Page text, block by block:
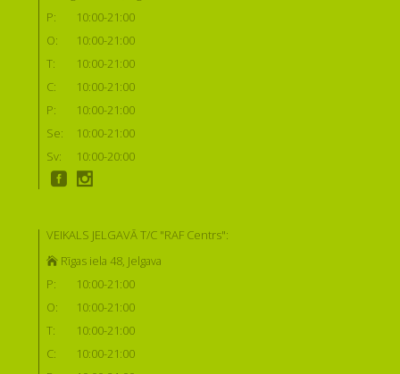
P:
10:00-21:00
O:
10:00-21:00
T:
10:00-21:00
C:
10:00-21:00
P:
10:00-21:00
Se:
10:00-21:00
Sv:
10:00-20:00
VEIKALS JELGAVĀ T/C "RAF Centrs":
Rīgas iela 48, Jelgava
P:
10:00-21:00
O:
10:00-21:00
T:
10:00-21:00
C:
10:00-21:00